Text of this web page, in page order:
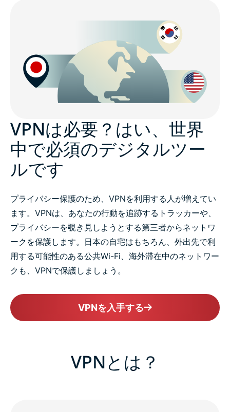
VPNは必要？はい、世界
中で必須のデジタルツー
ルです
プライバシー保護のため、VPNを利用する人が増えてい
ます。VPNは、あなたの行動を追跡するトラッカーや、
プライバシーを覗き見しようとする第三者からネットワ
ークを保護します。日本の自宅はもちろん、外出先で利
用する可能性のある公共Wi-Fi、海外滞在中のネットワー
クも、VPNで保護しましょう。
VPNを入手する
VPNとは？